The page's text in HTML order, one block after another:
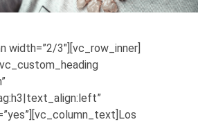
width=”2/3″][vc_row_inner]
Los